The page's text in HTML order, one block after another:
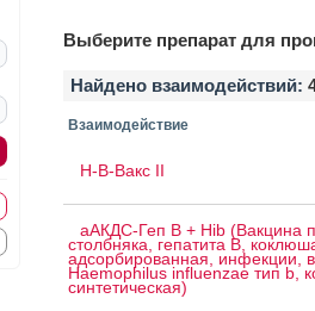
Выберите препарат для
Найдено взаимодействий:
Взаимодействие
H-B-Вакс II
аАКДС-Геп B + Hib (Вакцина
столбняка, гепатита B,
адсорбированная, инфекции,
Haemophilus influenzae тип b,
синтетическая)